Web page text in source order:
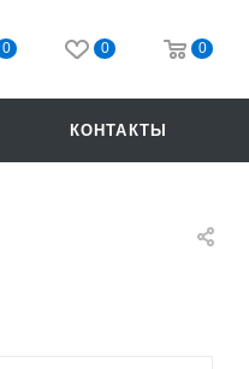
0 0 0
КОНТАКТЫ